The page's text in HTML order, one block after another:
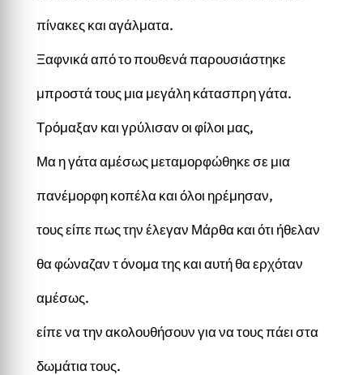
πίνακες και αγάλματα.
Ξαφνικά από το πουθενά παρουσιάστηκε
μπροστά τους μια μεγάλη κάτασπρη γάτα.
Τρόμαξαν και γρύλισαν οι φίλοι μας,
Μα η γάτα αμέσως μεταμορφώθηκε σε μια
πανέμορφη κοπέλα και όλοι ηρέμησαν,
τους είπε πως την έλεγαν Μάρθα και ότι ήθελαν
θα φώναζαν τ όνομα της και αυτή θα ερχόταν
αμέσως.
είπε να την ακολουθήσουν για να τους πάει στα
δωμάτια τους.